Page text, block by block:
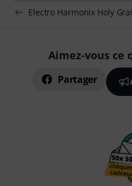
Electro Harmonix Holy
Aimez-vous ce
Partager